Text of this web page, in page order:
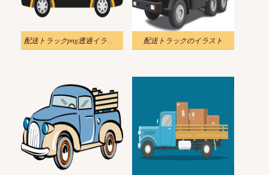
配送トラックpng透過イラスト 配送トラックのイラスト